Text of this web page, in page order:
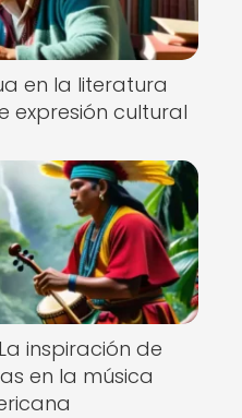
en la literatura
expresión cultural
inspiración de
en la música